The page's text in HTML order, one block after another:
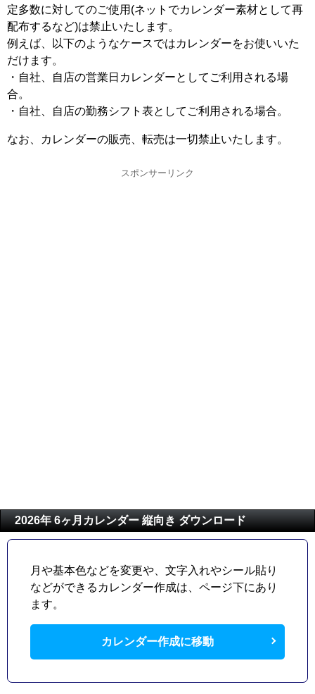
定多数に対してのご使用(ネットでカレンダー素材として再
配布するなど)は禁止いたします。
例えば、以下のようなケースではカレンダーをお使いいた
だけます。
・自社、自店の営業日カレンダーとしてご利用される場
合。
・自社、自店の勤務シフト表としてご利用される場合。
なお、カレンダーの販売、転売は一切禁止いたします。
スポンサーリンク
2026年 6ヶ月カレンダー 縦向き ダウンロード
月や基本色などを変更や、文字入れやシール貼り
などができるカレンダー作成は、ページ下にあり
ます。
カレンダー作成に移動